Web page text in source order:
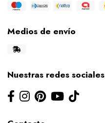
Medios de envío
Nuestras redes sociales